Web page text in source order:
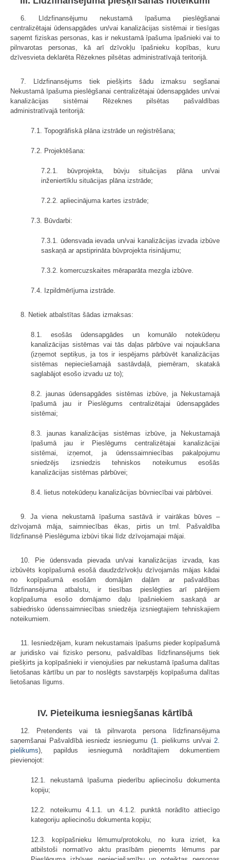
6. Līdzfinansējumu nekustamā īpašuma pieslēgšanai
centralizētajai ūdensapgādes un/vai kanalizācijas sistēmai ir tiesīgas
saņemt fiziskas personas, kas ir nekustamā īpašuma īpašnieki vai to
pilnvarotas personas, kā arī dzīvokļu īpašnieku kopības, kuru
dzīvesvieta deklarēta Rēzeknes pilsētas administratīvajā teritorijā.
7. Līdzfinansējums tiek piešķirts šādu izmaksu segšanai
Nekustamā īpašuma pieslēgšanai centralizētajai ūdensapgādes un/vai
kanalizācijas sistēmai Rēzeknes pilsētas pašvaldības
administratīvajā teritorijā:
7.1. Topogrāfiskā plāna izstrāde un reģistrēšana;
7.2. Projektēšana:
7.2.1. būvprojekta, būvju situācijas plāna un/vai
inženiertīklu situācijas plāna izstrāde;
7.2.2. apliecinājuma kartes izstrāde;
7.3. Būvdarbi:
7.3.1. ūdensvada ievada un/vai kanalizācijas izvada izbūve
saskaņā ar apstiprināta būvprojekta risinājumu;
7.3.2. komercuzskaites mēraparāta mezgla izbūve.
7.4. Izpildmērījuma izstrāde.
8. Netiek atbalstītas šādas izmaksas:
8.1. esošās ūdensapgādes un komunālo notekūdeņu
kanalizācijas sistēmas vai tās daļas pārbūve vai nojaukšana
(izņemot septiķus, ja tos ir iespējams pārbūvēt kanalizācijas
sistēmas nepieciešamajā sastāvdaļā, piemēram, skatakā
saglabājot esošo izvadu uz to);
8.2. jaunas ūdensapgādes sistēmas izbūve, ja Nekustamajā
īpašumā jau ir Pieslēgums centralizētajai ūdensapgādes
sistēmai;
8.3. jaunas kanalizācijas sistēmas izbūve, ja Nekustamajā
īpašumā jau ir Pieslēgums centralizētajai kanalizācijai
sistēmai, izņemot, ja ūdenssaimniecības pakalpojumu
sniedzējs izsniedzis tehniskos noteikumus esošās
kanalizācijas sistēmas pārbūvei;
8.4. lietus notekūdeņu kanalizācijas būvniecībai vai pārbūvei.
9. Ja viena nekustamā īpašuma sastāvā ir vairākas būves –
dzīvojamā māja, saimniecības ēkas, pirtis un tml. Pašvaldība
līdzfinansē Pieslēguma izbūvi tikai līdz dzīvojamajai mājai.
10. Pie ūdensvada pievada un/vai kanalizācijas izvada, kas
izbūvēts kopīpašumā esošā daudzdzīvokļu dzīvojamās mājas kādai
no kopīpašumā esošām domājām daļām ar pašvaldības
līdzfinansējuma atbalstu, ir tiesības pieslēgties arī pārējiem
kopīpašuma esošo domājamo daļu īpašniekiem saskaņā ar
sabiedrisko ūdenssaimniecības sniedzēja izsniegtajiem tehniskajiem
noteikumiem.
11. Iesniedzējam, kuram nekustamais īpašums pieder kopīpašumā
ar juridisko vai fizisko personu, pašvaldības līdzfinansējums tiek
piešķirts ja kopīpašnieki ir vienojušies par nekustamā īpašuma dalītas
lietošanas kārtību un par to noslēgts savstarpējs kopīpašuma dalītas
lietošanas līgums.
IV. Pieteikuma iesniegšanas kārtībā
12. Pretendents vai tā pilnvarota persona līdzfinansējuma
saņemšanai Pašvaldībā iesniedz iesniegumu (1. pielikums un/vai 2.
pielikums), papildus iesniegumā norādītajiem dokumentiem
pievienojot:
12.1. nekustamā īpašuma piederību apliecinošu dokumenta
kopiju;
12.2. noteikumu 4.1.1. un 4.1.2. punktā norādīto attiecīgo
kategoriju apliecinošu dokumenta kopiju;
12.3. kopīpašnieku lēmumu/protokolu, no kura izriet, ka
atbilstoši normatīvo aktu prasībām pieņemts lēmums par